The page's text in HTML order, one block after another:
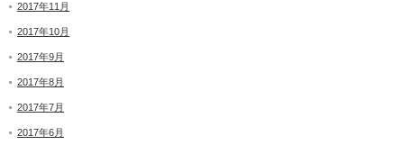
2017年11月
2017年10月
2017年9月
2017年8月
2017年7月
2017年6月